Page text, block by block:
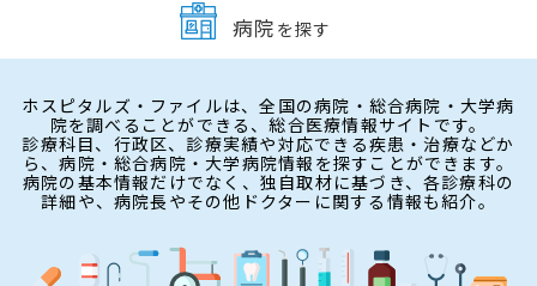
病院 を探す
ホスピタルズ・ファイルは、全国の病院・総合病院・大学病
院を調べることができる、総合医療情報サイトです。
診療科目、行政区、診療実績や対応できる疾患・治療などか
ら、病院・総合病院・大学病院情報を探すことができます。
病院の基本情報だけでなく、独自取材に基づき、各診療科の
詳細や、病院長やその他ドクターに関する情報も紹介。